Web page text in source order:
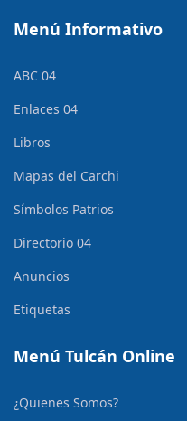
Menú Informativo
ABC 04
Enlaces 04
Libros
Mapas del Carchi
Símbolos Patrios
Directorio 04
Anuncios
Etiquetas
Menú Tulcán Online
¿Quienes Somos?